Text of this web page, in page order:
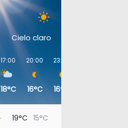
Cielo claro
17:00
18°C
20:00
16°C
23:00
16°C
19°C 15°C